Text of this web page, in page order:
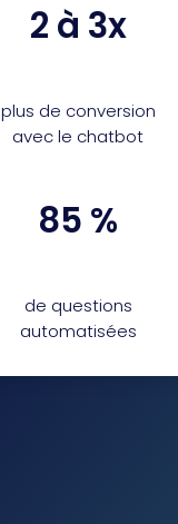
2 à 3x
plus de conversion
avec le chatbot
85 %
de questions
automatisées